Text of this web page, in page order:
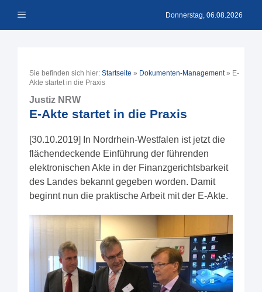
Inhalt Menü Donnerstag, 06.08.2026
Sie befinden sich hier: Startseite » Dokumenten-Management» E-
Akte startet in die Praxis
Justiz NRW
E-Akte startet in die Praxis
[30.10.2019] In Nordrhein-Westfalen ist jetzt die
flächendeckende Einführung der führenden
elektronischen Akte in der Finanzgerichtsbarkeit
des Landes bekannt gegeben worden. Damit
beginnt nun die praktische Arbeit mit der E-Akte.